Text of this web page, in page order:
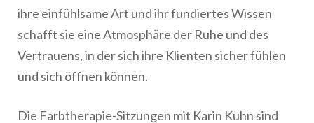
ihre einfühlsame Art und ihr fundiertes Wissen
schafft sie eine Atmosphäre der Ruhe und des
Vertrauens, in der sich ihre Klienten sicher fühlen
und sich öffnen können.
Die Farbtherapie-Sitzungen mit Karin Kuhn sind